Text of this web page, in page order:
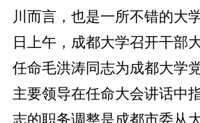
川而言，也是一所不错的大
日上午，成都大学召开干部
任命毛洪涛同志为成都大学
主要领导在任命大会讲话中
志的职务调整是成都市委从